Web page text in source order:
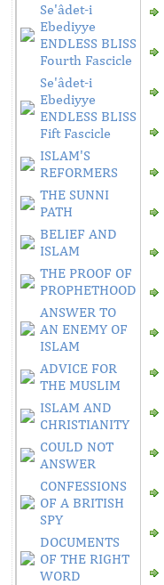
Se'âdet-i
Ebediyye
ENDLESS BLISS
Fourth Fascicle
Se'âdet-i
Ebediyye
ENDLESS BLISS
Fift Fascicle
ISLAM'S
REFORMERS
THE SUNNI
PATH
BELIEF AND
ISLAM
THE PROOF OF
PROPHETHOOD
ANSWER TO
AN ENEMY OF
ISLAM
ADVICE FOR
THE MUSLIM
ISLAM AND
CHRISTIANITY
COULD NOT
ANSWER
CONFESSIONS
OF A BRITISH
SPY
DOCUMENTS
OF THE RIGHT
WORD